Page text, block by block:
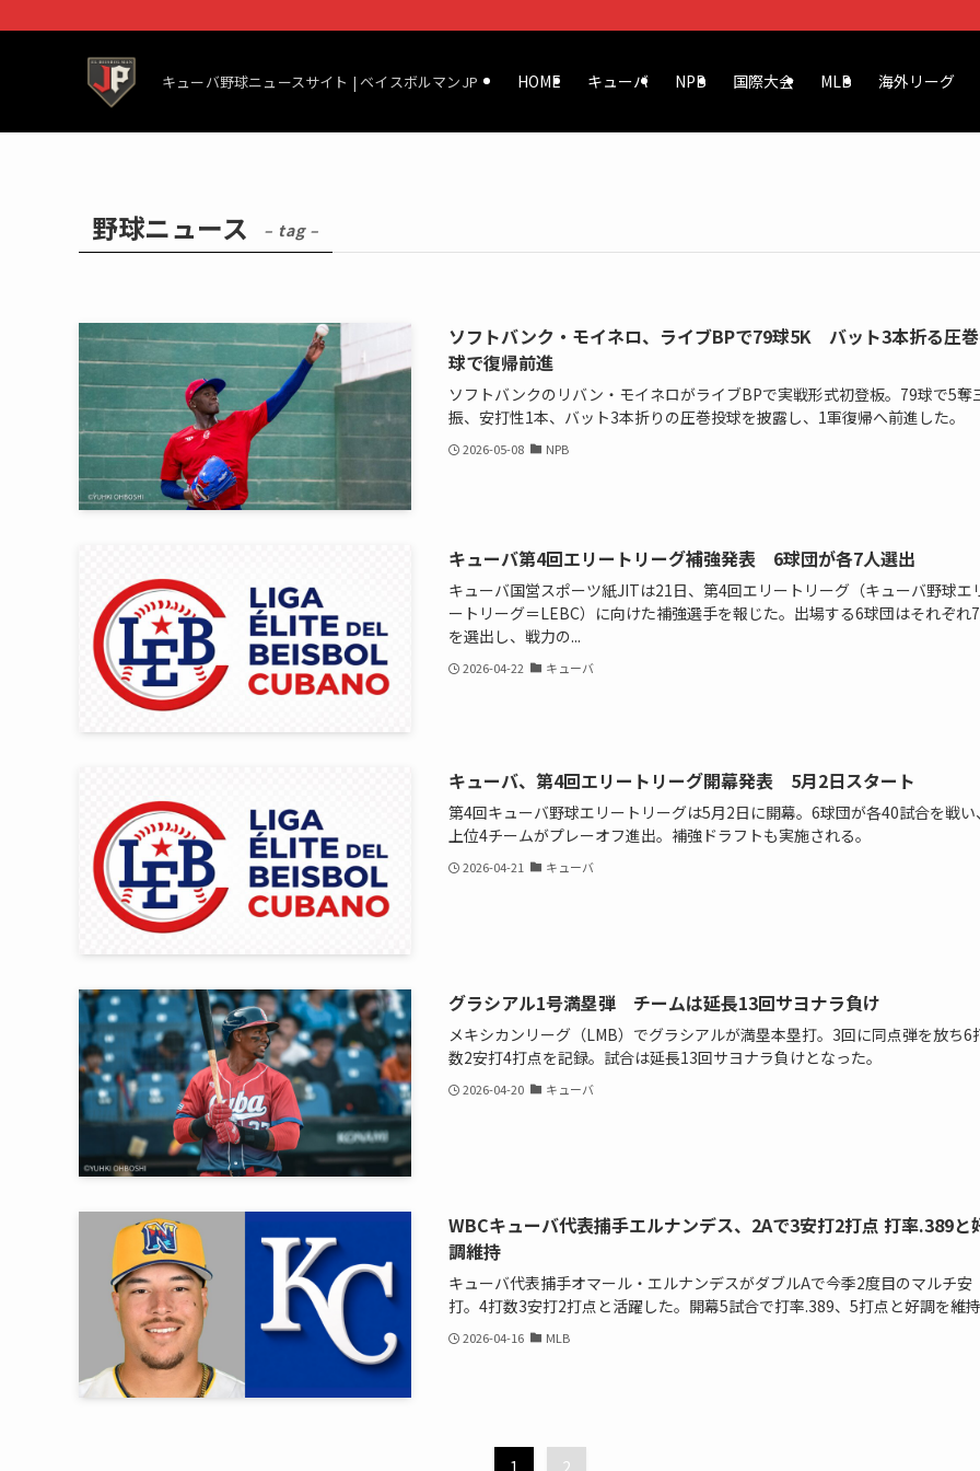
キューバ野球ニュースサイト | ベイスボルマンJP HOME キューバ NPB 国際大会 MLB 海外リーグ
野球ニュース – tag –
ソフトバンク・モイネロ、ライブBPで79球5K バット3本折る圧
球で復帰前進
ソフトバンクのリバン・モイネロがライブBPで実戦形式初登板。79球で5奪
振、安打性1本、バット3本折りの圧巻投球を披露し、1軍復帰へ前進した。
2026-05-08 NPB
キューバ第4回エリートリーグ補強発表 6球団が各7人選出
キューバ国営スポーツ紙JITは21日、第4回エリートリーグ（キューバ野球エ
ートリーグ＝LEBC）に向けた補強選手を報じた。出場する6球団はそれぞれ
を選出し、戦力の...
2026-04-22 キューバ
キューバ、第4回エリートリーグ開幕発表 5月2日スタート
第4回キューバ野球エリートリーグは5月2日に開幕。6球団が各40試合を戦い、
上位4チームがプレーオフ進出。補強ドラフトも実施される。
2026-04-21 キューバ
グラシアル1号満塁弾 チームは延長13回サヨナラ負け
メキシカンリーグ（LMB）でグラシアルが満塁本塁打。3回に同点弾を放ち6
数2安打4打点を記録。試合は延長13回サヨナラ負けとなった。
2026-04-20 キューバ
WBCキューバ代表捕手エルナンデス、2Aで3安打2打点 打率.389と
調維持
キューバ代表捕手オマール・エルナンデスがダブルAで今季2度目のマルチ安
打。4打数3安打2打点と活躍した。開幕5試合で打率.389、5打点と好調を維持
2026-04-16 MLB